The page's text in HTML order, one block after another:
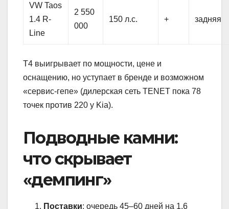
VW Taos
1.4 R-
Line
2 550
000
150 л.с. + задняя
T4 выигрывает по мощности, цене и
оснащению, но уступает в бренде и возможном
«сервис-гепе» (дилерская сеть TENET пока 78
точек против 220 у Kia).
Подводные камни:
что скрывает
«демпинг»
Поставки: очередь 45–60 дней на 1.6